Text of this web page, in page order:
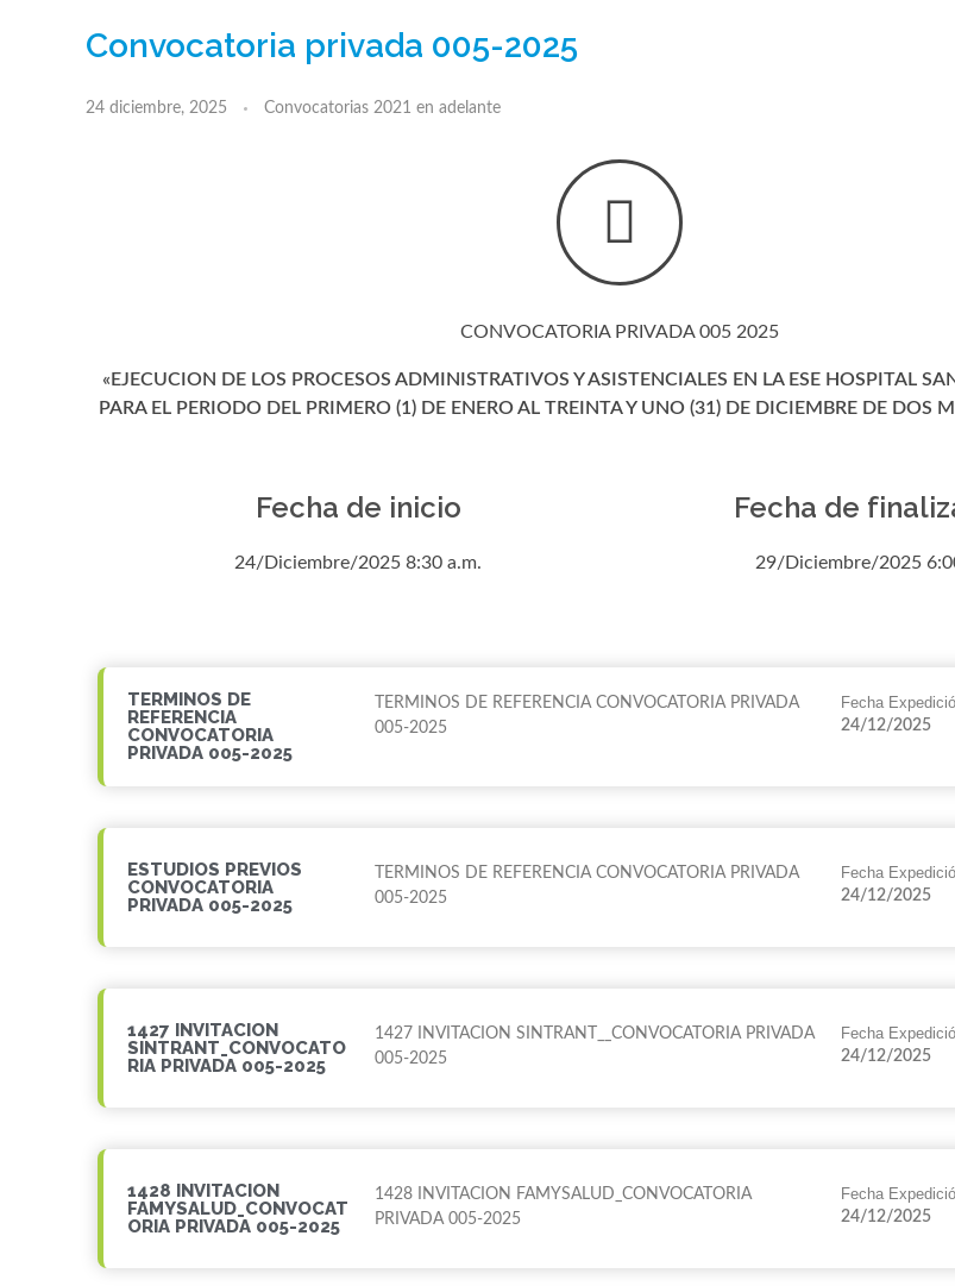
Convocatoria privada 005-2025
24 diciembre, 2025 Convocatorias 2021 en adelante
CONVOCATORIA PRIVADA 005 2025
« EJECUCION DE LOS PROCESOS ADMINISTRATIVOS Y ASISTENCIALES EN LA ESE HOSPITAL
PARA EL PERIODO DEL PRIMERO (1) DE ENERO AL TREINTA Y UNO (31) DE DICIEMBRE DE DOS
Fecha de inicio
24/Diciembre/2025 8:30 a.m.
Fecha de
29/Diciembre/2025
TERMINOS DE
REFERENCIA
CONVOCATORIA
PRIVADA 005-2025
TERMINOS DE REFERENCIA CONVOCATORIA PRIVADA
005-2025
Fecha
24/12/2025
ESTUDIOS PREVIOS
CONVOCATORIA
PRIVADA 005-2025
TERMINOS DE REFERENCIA CONVOCATORIA PRIVADA
005-2025
Fecha
24/12/2025
1427 INVITACION
SINTRANT_CONVOCATO
RIA PRIVADA 005-2025
1427 INVITACION SINTRANT__CONVOCATORIA PRIVADA
005-2025
Fecha
24/12/2025
1428 INVITACION
FAMYSALUD_CONVOCAT
ORIA PRIVADA 005-2025
1428 INVITACION FAMYSALUD_CONVOCATORIA
PRIVADA 005-2025
Fecha
24/12/2025